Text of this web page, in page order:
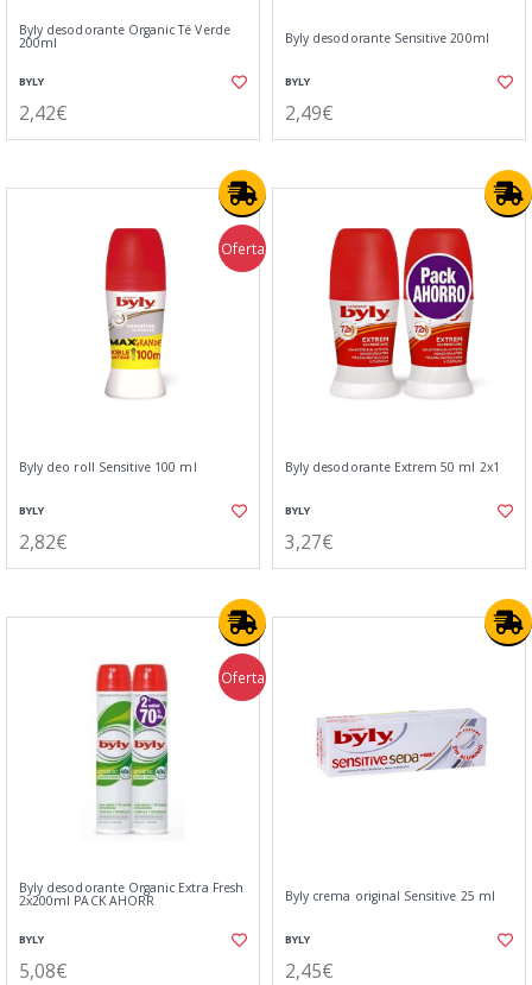
Byly desodorante Organic Té Verde
200ml
BYLY
2,42€
Byly desodorante Sensitive 200ml
BYLY
2,49€
Oferta
Byly deo roll Sensitive 100 ml
BYLY
2,82€
Byly desodorante Extrem 50 ml 2x1
BYLY
3,27€
Oferta
Byly desodorante Organic Extra Fresh
2x200ml PACK AHORR
BYLY
5,08€
Byly crema original Sensitive 25 ml
BYLY
2,45€